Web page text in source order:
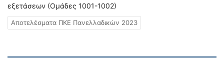
εξετάσεων (Ομάδες 1001-1002)
Αποτελέσματα ΠΚΕ Πανελλαδικών 2023